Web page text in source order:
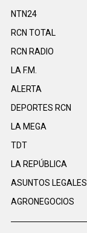
NTN24
RCN TOTAL
RCN RADIO
LA F.M.
ALERTA
DEPORTES RCN
LA MEGA
TDT
LA REPÚBLICA
ASUNTOS LEGALES
AGRONEGOCIOS